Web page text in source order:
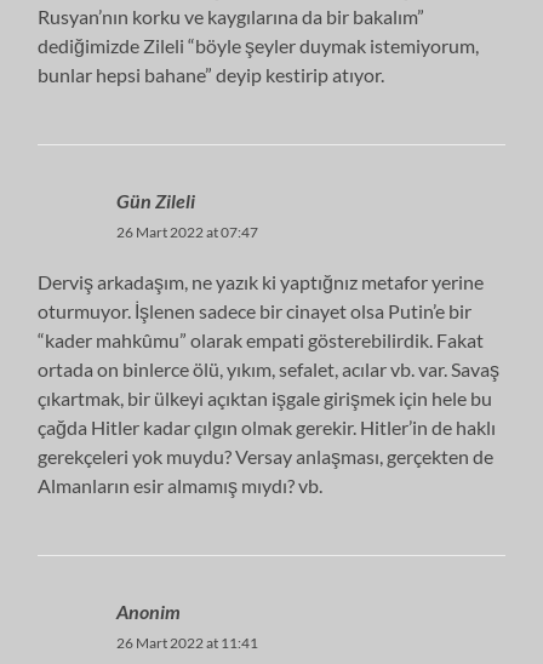
Rusyan’nın korku ve kaygılarına da bir bakalım”
dediğimizde Zileli “böyle şeyler duymak istemiyorum,
bunlar hepsi bahane” deyip kestirip atıyor.
Gün Zileli
26 Mart 2022 at 07:47
Derviş arkadaşım, ne yazık ki yaptığnız metafor yerine
oturmuyor. İşlenen sadece bir cinayet olsa Putin’e bir
“kader mahkûmu” olarak empati gösterebilirdik. Fakat
ortada on binlerce ölü, yıkım, sefalet, acılar vb. var. Savaş
çıkartmak, bir ülkeyi açıktan işgale girişmek için hele bu
çağda Hitler kadar çılgın olmak gerekir. Hitler’in de haklı
gerekçeleri yok muydu? Versay anlaşması, gerçekten de
Almanların esir almamış mıydı? vb.
Anonim
26 Mart 2022 at 11:41